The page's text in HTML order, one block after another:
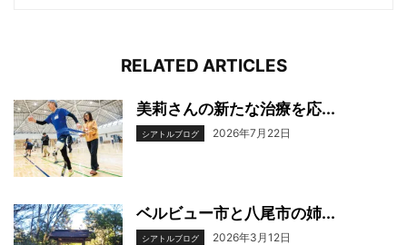
RELATED ARTICLES
美莉さんの新たな治療を応...
シアトルブログ 2026年7月22日
ベルビュー市と八尾市の姉...
シアトルブログ 2026年3月12日